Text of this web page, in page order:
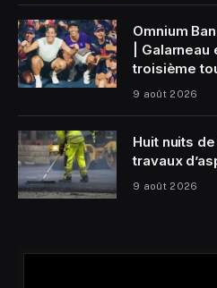
Omnium
|
troisième
9 août 2026
Huit nuits
travaux
9 août 2026